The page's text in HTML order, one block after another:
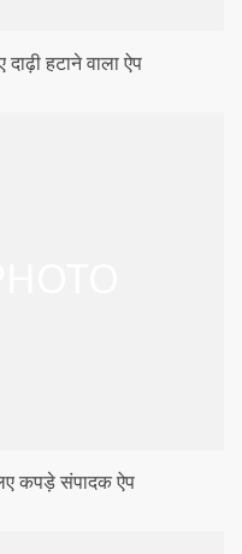
हटाने वाला ऐप
कपड़े संपादक ऐप